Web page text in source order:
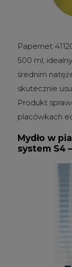
Papernet
500 ml,
średnim
skutecznie
Produkt
placówkach
Mydło w
system S4